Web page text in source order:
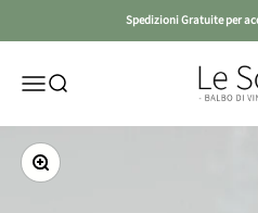
Spedizioni Gratuite per
Apri il menu di navigazione
Mostra il menu di ricerca Le Sori
Ingrandisci immagine